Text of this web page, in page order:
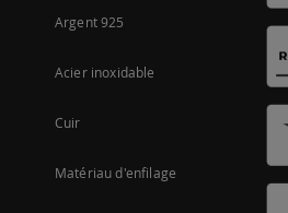
Argent 925
Acier inoxidable
Cuir
Matériau d'enfilage